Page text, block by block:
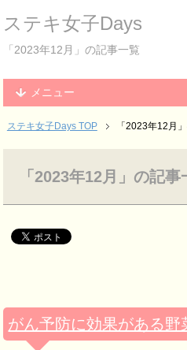
ステキ女子Days
「2023年12月」の記事一覧
メニュー
ステキ女子Days TOP 「2023年12月
「2023年12月」の記事
がん予防に効果がある野